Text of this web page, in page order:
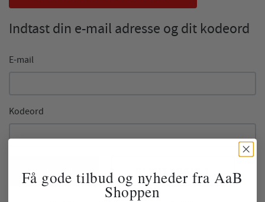
Indtast din e-mail adresse og dit kodeord
E-mail
Kodeord
LOG IND GLEMT LOGIN ?
Få gode tilbud og nyheder fra AaB
Shoppen